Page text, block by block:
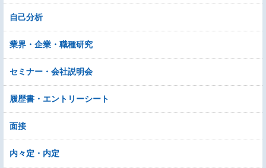
自己分析
業界・企業・職種研究
セミナー・会社説明会
履歴書・エントリーシート
面接
内々定・内定